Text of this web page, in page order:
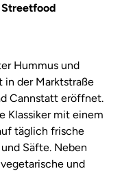
Hummus und
in der Marktstraße
Cannstatt eröffnet.
Klassiker mit einem
täglich frische
Säfte. Neben
und